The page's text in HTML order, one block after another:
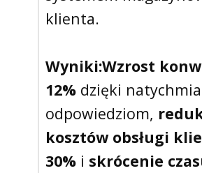
klienta.
Wyniki:Wzrost
12% dzięki
odpowiedziom,
kosztów obsługi
30% i skrócenie